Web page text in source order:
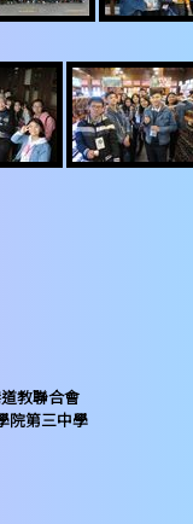
教聯合會
院第三中學